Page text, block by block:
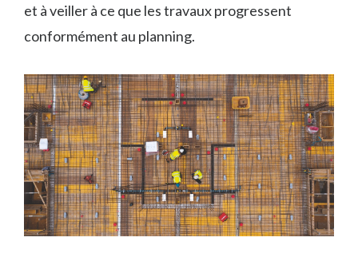
et à veiller à ce que les travaux progressent
conformément au planning.